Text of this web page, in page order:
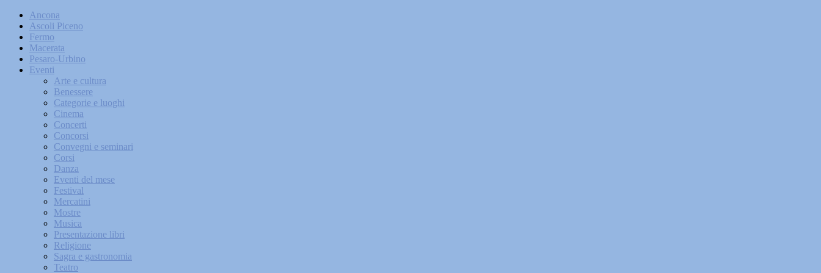
Ancona
Ascoli Piceno
Fermo
Macerata
Pesaro-Urbino
Eventi
Arte e cultura
Benessere
Categorie e luoghi
Cinema
Concerti
Concorsi
Convegni e seminari
Corsi
Danza
Eventi del mese
Festival
Mercatini
Mostre
Musica
Presentazione libri
Religione
Sagra e gastronomia
Teatro